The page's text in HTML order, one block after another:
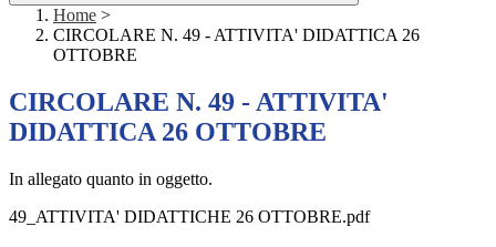
Home >
CIRCOLARE N. 49 - ATTIVITA' DIDATTICA 26
OTTOBRE
CIRCOLARE N. 49 - ATTIVITA'
DIDATTICA 26 OTTOBRE
In allegato quanto in oggetto.
49_ATTIVITA' DIDATTICHE 26 OTTOBRE.pdf